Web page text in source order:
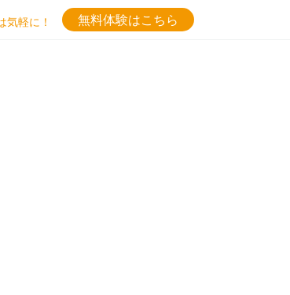
気軽に！ 無料体験はこちら